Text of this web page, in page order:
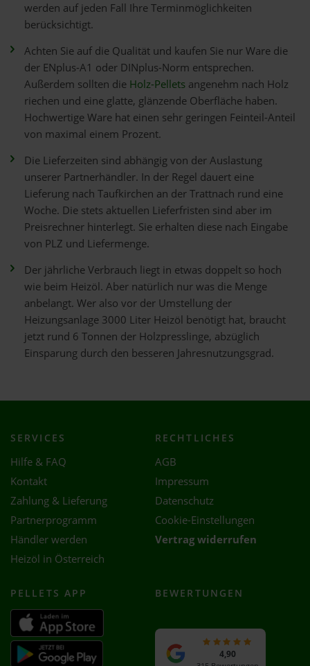
werden auf jeden Fall Ihre Terminmöglichkeiten
berücksichtigt.
Achten Sie auf die Qualität und kaufen Sie nur Ware die
der ENplus-A1 oder DINplus-Norm entsprechen.
Außerdem sollten die Holz-Pellets angenehm nach Holz
riechen und eine glatte, glänzende Oberfläche haben.
Hochwertige Ware hat einen sehr geringen Feinteil-Anteil
von maximal einem Prozent.
Die Lieferzeiten sind abhängig von der Auslastung
unserer Partnerhändler. In der Regel dauert eine
Lieferung nach Taufkirchen an der Trattnach rund eine
Woche. Die stets aktuellen Lieferfristen sind aber im
Preisrechner hinterlegt. Sie erhalten diese nach Eingabe
von PLZ und Liefermenge.
Der jährliche Verbrauch liegt in etwas doppelt so hoch
wie beim Heizöl. Aber natürlich nur was die Menge
anbelangt. Wer also vor der Umstellung der
Heizungsanlage 3000 Liter Heizöl benötigt hat, braucht
jetzt rund 6 Tonnen der Holzpresslinge, abzüglich
Einsparung durch den besseren Jahresnutzungsgrad.
SERVICES
Hilfe & FAQ
Kontakt
Zahlung & Lieferung
Partnerprogramm
Händler werden
Heizöl in Österreich
RECHTLICHES
AGB
Impressum
Datenschutz
Cookie-Einstellungen
Vertrag widerrufen
PELLETS APP BEWERTUNGEN
4,90